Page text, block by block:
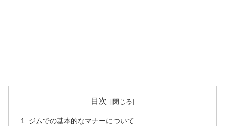
目次
ジムでの基本的なマナーについて